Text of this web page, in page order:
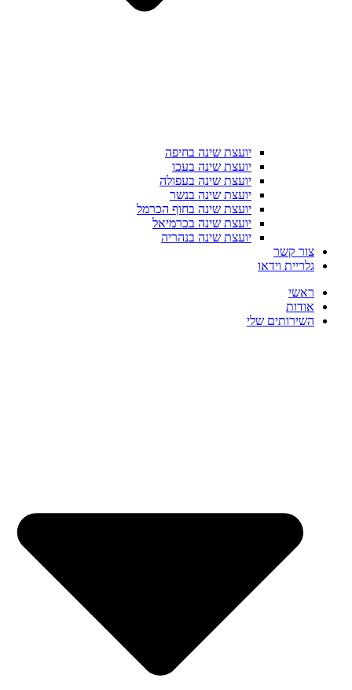
יועצת שינה בחיפה
יועצת שינה בעכו
יועצת שינה בעפולה
יועצת שינה בנשר
יועצת שינה בחוף הכרמל
יועצת שינה בכרמיאל
יועצת שינה בנהריה
צור קשר
גלריית וידאו
ראשי
אודות
השירותים שלי